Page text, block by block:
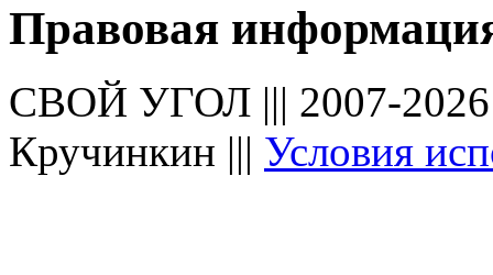
Правовая
СВОЙ УГОЛ ||| 2007-
Кручинкин ||| Условия